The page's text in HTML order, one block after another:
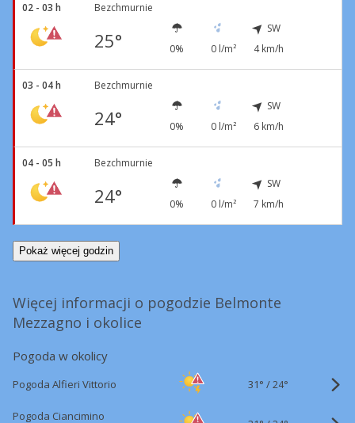
02 - 03 h Bezchmurnie
25° 0% 0 l/m²
SW
4 km/h
03 - 04 h Bezchmurnie
24° 0% 0 l/m²
SW
6 km/h
04 - 05 h Bezchmurnie
24° 0% 0 l/m²
SW
7 km/h
Pokaż więcej godzin
Więcej informacji o pogodzie Belmonte
Mezzagno i okolice
Pogoda w okolicy
Pogoda Alfieri Vittorio 31° /24°
Pogoda Ciancimino